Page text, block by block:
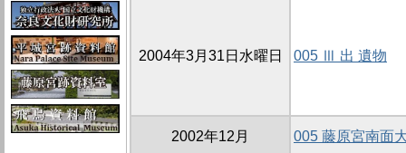
2004年3月31日水曜日 005 Ⅲ 出 遺物
2002年12月 005 藤原宮南面